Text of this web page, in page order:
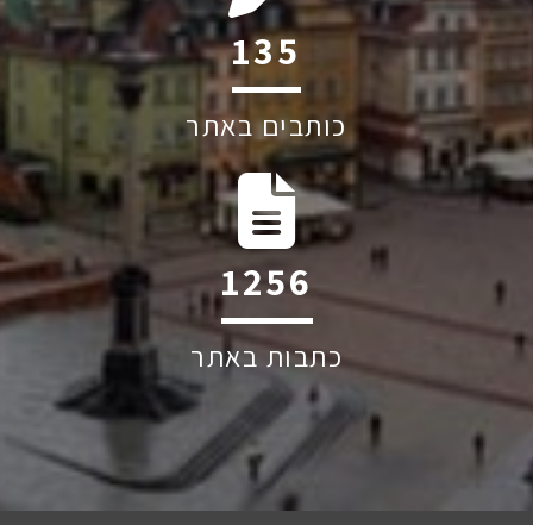
190
כותבים באתר
1765
כתבות באתר